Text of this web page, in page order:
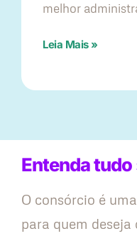
melhor
Leia Mais »
Entenda tudo
O consórcio é uma
para quem